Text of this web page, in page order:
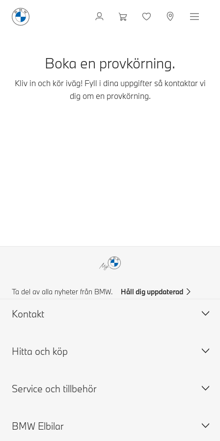
Boka en provkörning.
Kliv in och kör iväg! Fyll i dina uppgifter så kontaktar vi
dig om en provkörning.
Ta del av alla nyheter från BMW. Håll dig uppdaterad
Kontakt
Kontakta BMW
Prisförslag
Boka provkörning
Hitta och köp
Bygg din BMW
Begagnade bilar
Service och tillbehör
Boka service
BMW Elbilar